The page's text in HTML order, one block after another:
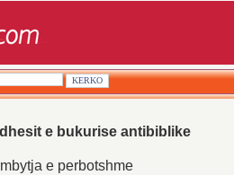
e bukurise antibiblike
e perbotshme